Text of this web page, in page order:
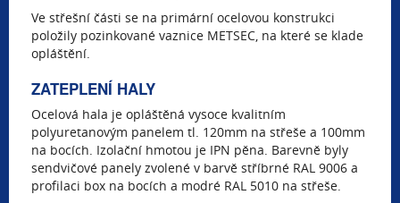
Ve střešní části se na primární ocelovou konstrukci
položily pozinkované vaznice METSEC, na které se klade
opláštění.
ZATEPLENÍ HALY
Ocelová hala je opláštěná vysoce kvalitním
polyuretanovým panelem tl. 120mm na střeše a 100mm
na bocích. Izolační hmotou je IPN pěna. Barevně byly
sendvičové panely zvolené v barvě stříbrné RAL 9006 a
profilaci box na bocích a modré RAL 5010 na střeše.